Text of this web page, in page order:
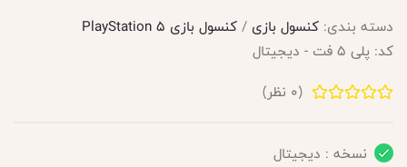
دسته بندی: کنسول بازی /کنسول بازی PlayStation 5
کد: پلی 5 فت - دیجیتال
(
0 نظر)
نسخه : دیجیتال